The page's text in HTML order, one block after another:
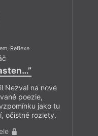
Reflexe
Nezval na nové
poezie,
jako tu
očistné rozlety.